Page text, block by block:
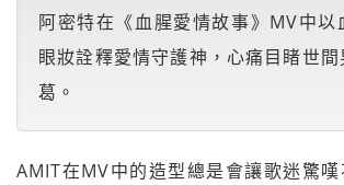
阿密特在《血腥愛情故事》MV中以
眼妝詮釋愛情守護神，心痛目睹世間
葛。
AMIT在MV中的造型總是會讓歌迷驚嘆